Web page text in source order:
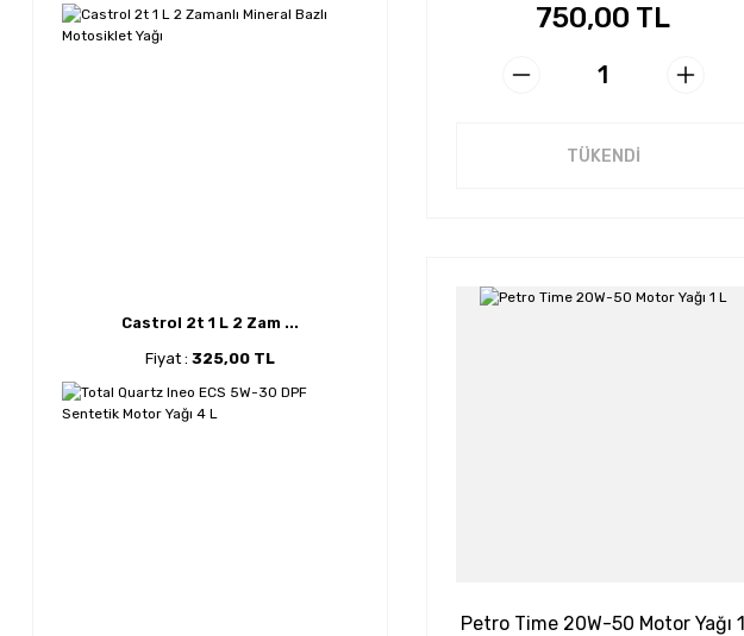
Castrol 2t 1 L 2 Zam ...
Fiyat : 325,00 TL
750,00 TL
TÜKENDİ
Petro Time 20W-50 Motor Yağı 1